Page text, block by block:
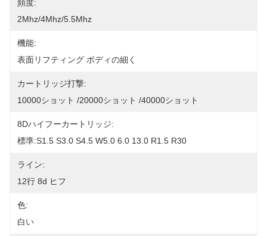
頻度:
2Mhz/4Mhz/5.5Mhz
機能:
表面リフティング ボディの細く
カートリッジ打撃:
10000ショット /20000ショット /40000ショット
8Dハイフーカートリッジ:
標準:S1.5 S3.0 S4.5 W5.0 6.0 13.0 R1.5 R30
ライン:
12行 8d ヒフ
色:
白い